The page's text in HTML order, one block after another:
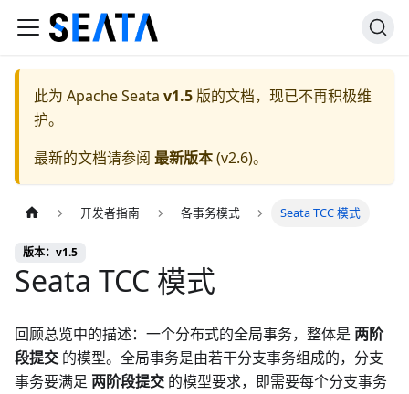
此为 Apache Seata v1.5 版的文档，现已不再积极维
护。
最新的文档请参阅 最新版本(v2.6)。
开发者指南 各事务模式 Seata TCC 模式
版本：v1.5
Seata TCC 模式
回顾总览中的描述：一个分布式的全局事务，整体是 两阶
段提交 的模型。全局事务是由若干分支事务组成的，分支
事务要满足 两阶段提交 的模型要求，即需要每个分支事务